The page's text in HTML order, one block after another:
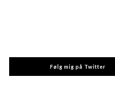
Følg mig på Twitter